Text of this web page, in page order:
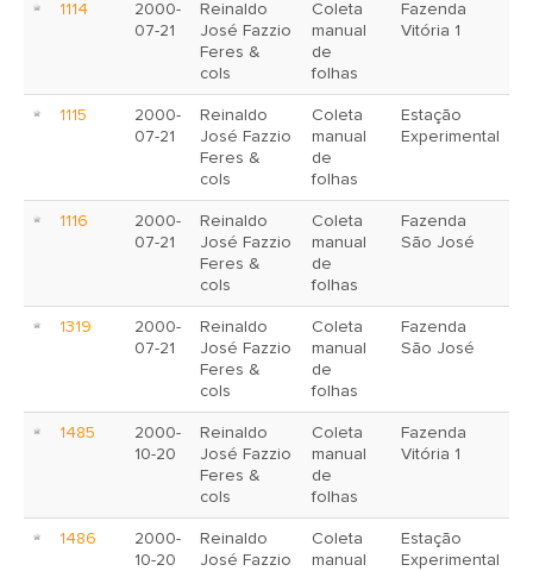
1114
2000-
07-21
Reinaldo
José Fazzio
Feres &
cols
Coleta
manual
de
folhas
Fazenda
Vitória 1
1115
2000-
07-21
Reinaldo
José Fazzio
Feres &
cols
Coleta
manual
de
folhas
Estação
Experimental
1116
2000-
07-21
Reinaldo
José Fazzio
Feres &
cols
Coleta
manual
de
folhas
Fazenda
São José
1319
2000-
07-21
Reinaldo
José Fazzio
Feres &
cols
Coleta
manual
de
folhas
Fazenda
São José
1485
2000-
10-20
Reinaldo
José Fazzio
Feres &
cols
Coleta
manual
de
folhas
Fazenda
Vitória 1
1486
2000-
10-20
Reinaldo
José Fazzio
Coleta
manual
Estação
Experimental